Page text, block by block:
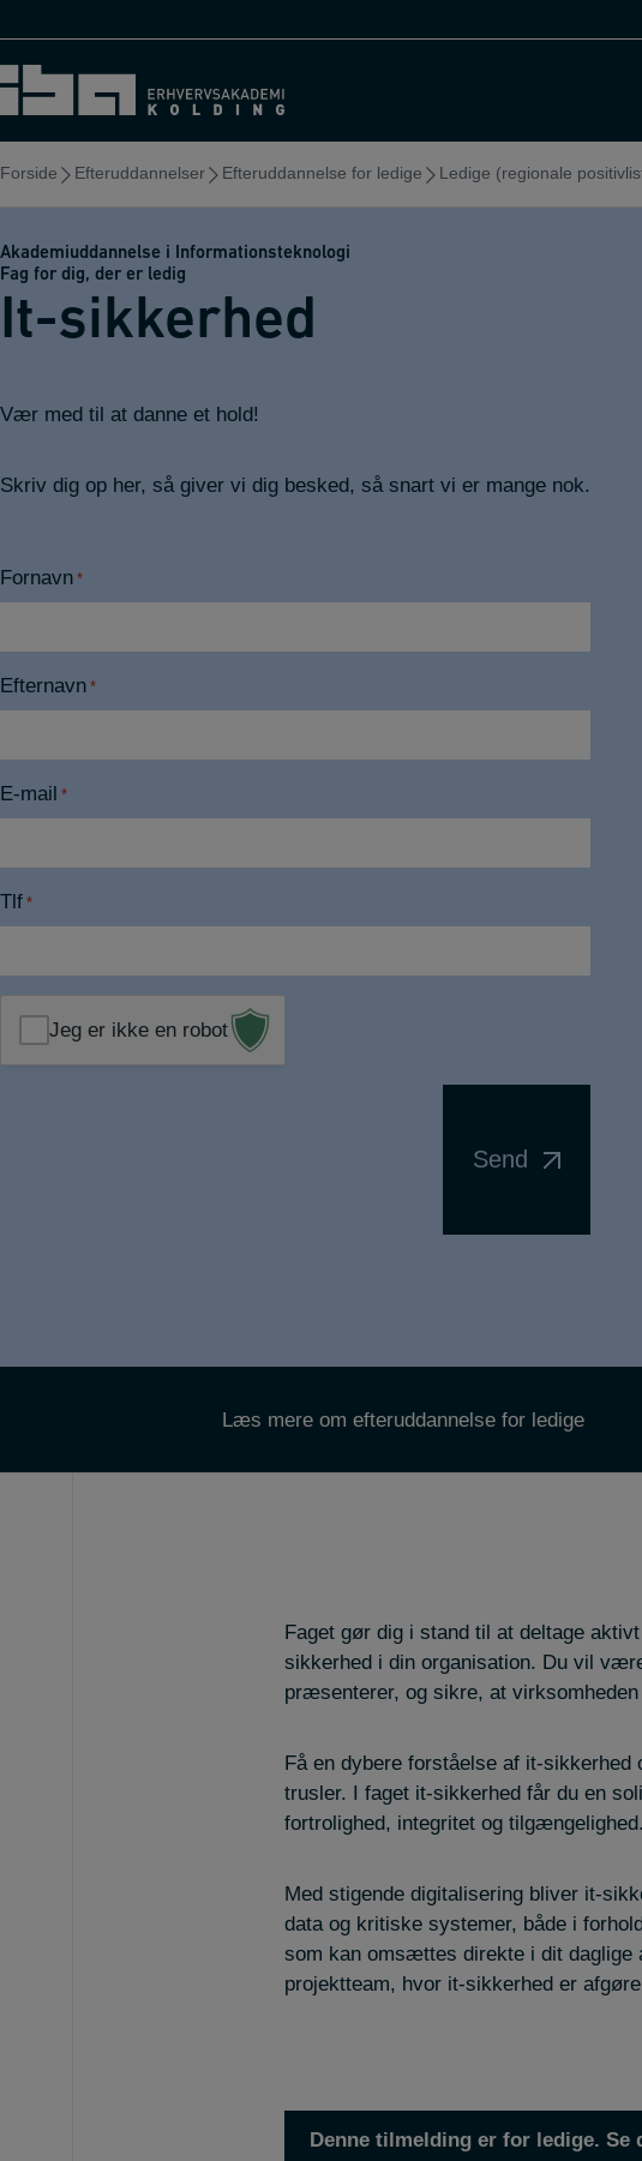
til
Forside Efteruddannelser Efteruddannelse for ledige Ledige (regionale
Akademiuddannelse i Informationsteknologi
Fag for dig, der er ledig
It-sikkerhed
Vær med til at danne et hold!
Skriv dig op her, så giver vi dig besked, så snart vi er mange nok.
Fornavn *
Efternavn *
E-mail *
Tlf *
Jeg er ikke en robot
Send
Læs mere om efteruddannelse for ledige
Faget gør dig i stand til at deltage
sikkerhed i din organisation. Du vil
præsenterer, og sikre, at
Få en dybere forståelse af it-
trusler. I faget it-sikkerhed får du en
fortrolighed, integritet og tilgængelighed.
Med stigende digitalisering bliver it-
data og kritiske systemer, både i
som kan omsættes direkte i dit daglige
projektteam, hvor it-sikkerhed er
Denne tilmelding er for ledige. Se